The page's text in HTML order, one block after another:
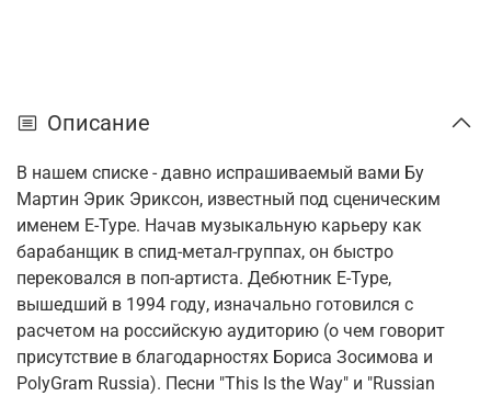
Описание
В нашем списке - давно испрашиваемый вами Бу
Мартин Эрик Эриксон, известный под сценическим
именем E-Type. Начав музыкальную карьеру как
барабанщик в спид-метал-группах, он быстро
перековался в поп-артиста. Дебютник E-Type,
вышедший в 1994 году, изначально готовился с
расчетом на российскую аудиторию (о чем говорит
присутствие в благодарностях Бориса Зосимова и
PolyGram Russia). Песни "This Is the Way" и "Russian